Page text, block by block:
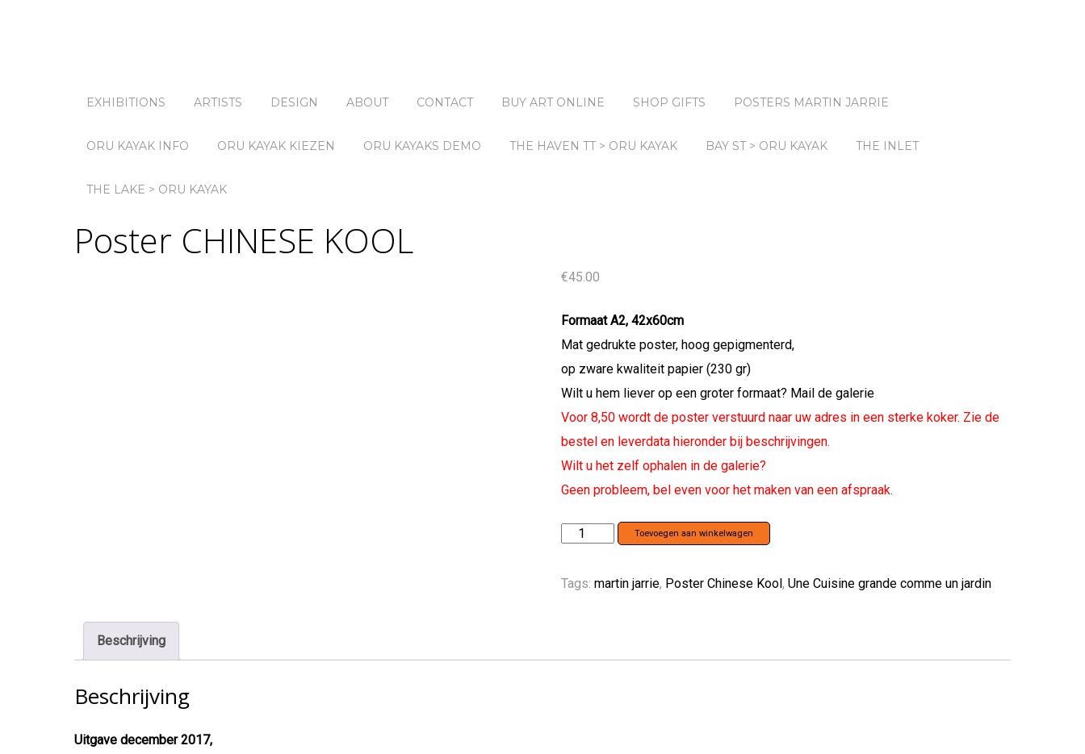
EXHIBITIONS ARTISTS DESIGN ABOUT CONTACT BUY ART ONLINE SHOP GIFTS POSTERS MARTIN JARRIE
ORU KAYAK INFO ORU KAYAK KIEZEN ORU KAYAKS DEMO THE HAVEN TT > ORU KAYAK BAY ST > ORU KAYAK THE INLET
THE LAKE > ORU KAYAK
Poster CHINESE KOOL
€45.00
Formaat A2, 42x60cm
Mat gedrukte poster, hoog gepigmenterd,
op zware kwaliteit papier (230 gr)
Wilt u hem liever op een groter formaat? Mail de galerie
Voor 8,50 wordt de poster verstuurd naar uw adres in een sterke koker. Zie de
bestel en leverdata hieronder bij beschrijvingen.
Wilt u het zelf ophalen in de galerie?
Geen probleem, bel even voor het maken van een afspraak.
Poster
KOOL
Toevoegen aan winkelwagen
Tags:martin jarrie, Poster Chinese Kool,Une Cuisine grande comme un jardin
Beschrijving
Beschrijving
Uitgave december 2017,